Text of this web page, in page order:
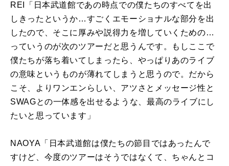
REI「日本武道館であの時点での僕たちのすべてを出
しきったというか…すごくエモーショナルな部分を出
したので、そこに厚みや説得力を増していくための…
っていうのが次のツアーだと思うんです。もしここで
僕たちが落ち着いてしまったら、やっぱりあのライブ
の意味というものが薄れてしまうと思うので。だから
こそ、よりワンエンらしい、アツさとメッセージ性と
SWAGとの一体感を出せるような、最高のライブにし
たいと思っています」
NAOYA「日本武道館は僕たちの節目ではあったんで
すけど、今度のツアーはそうではなくて、ちゃんとコ